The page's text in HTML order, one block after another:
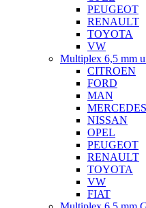
PEUGEOT
RENAULT
TOYOTA
VW
Multiplex 6,5 mm
CITROEN
FORD
MAN
MERCEDES
NISSAN
OPEL
PEUGEOT
RENAULT
TOYOTA
VW
FIAT